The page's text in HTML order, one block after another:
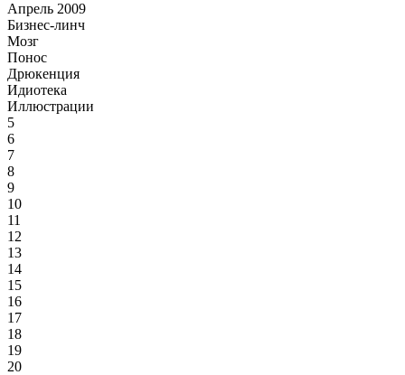
Апрель 2009
Бизнес-линч
Мозг
Понос
Дрюкенция
Идиотека
Иллюстрации
5
6
7
8
9
10
11
12
13
14
15
16
17
18
19
20